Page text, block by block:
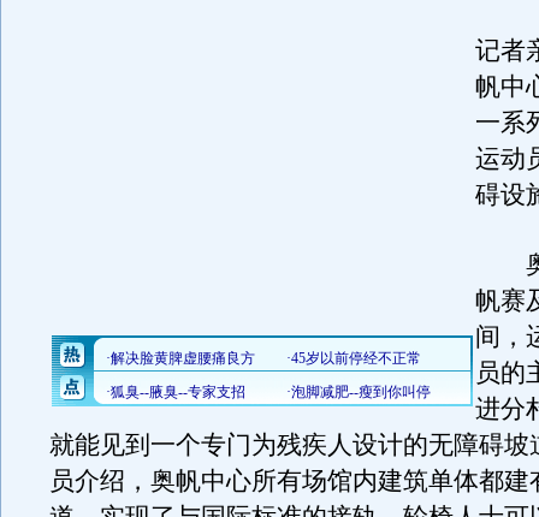
记者
帆中
一系
运动
碍设
奥
帆赛
间，
员的
进分
就能见到一个专门为残疾人设计的无障碍坡
员介绍，奥帆中心所有场馆内建筑单体都建